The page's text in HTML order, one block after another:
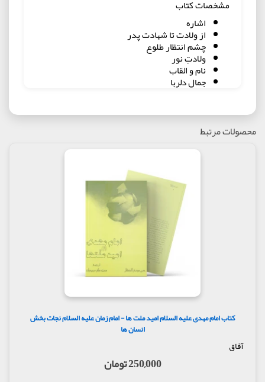
مشخصات کتاب
اشاره
از ولادت تا شهادت پدر
چشم انتظار طلوع‌
ولادتِ نور
نام و القاب‌
جمال دلربا
از دیدگاه تاریخ، علم کلام و عقل‌
امام زمان‌علیه السلام در کتب آسمانی‌
غیبت صغری و نوّابِ خاص‌
تشرّفات و توسّلات‌
فضیلتِ انتظار
منتظران واقعی اینگونه‌اند....
میعادگاه منتظران؛ مسجد مقدّس جمکران‌
آخرالزمان این گونه می‌شود...
وقایعِ ظهور
اصحاب و یاران‌
چرا از حضرت مهدی عجّل اللَّه تعالی فرجه الشّریف آن همه
سخن به میان آمده است؟
پیامبر صلی الله علیه وآله و ائمّه علیهم السلام در فرصت
و شمایل و خصوصیات مربوط به آن حضرت تصریح نموده
که درباره هیچ یک از ائمّه علیهم السلام چنین کاری نکرده
این همه توجّه پیامبر و ائمه علیهم السلام به حضرت
مهدی عجّل اللَّه تعالی فرجه الشّریف و ذکر ویژگی های
محصولات مرتبط
کتاب امام مهدی علیه السلام امید ملت ها - امام زمان علیه السلام نجات بخش
انسان ها
آفاق
250,000 تومان